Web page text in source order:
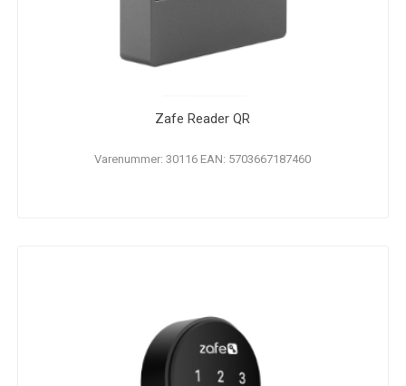
Zafe Reader QR
Varenummer: 30116 EAN: 5703667187460